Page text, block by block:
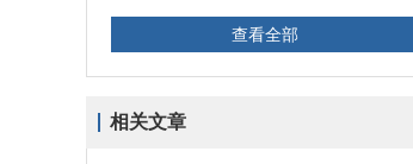
查看全部
相关文章